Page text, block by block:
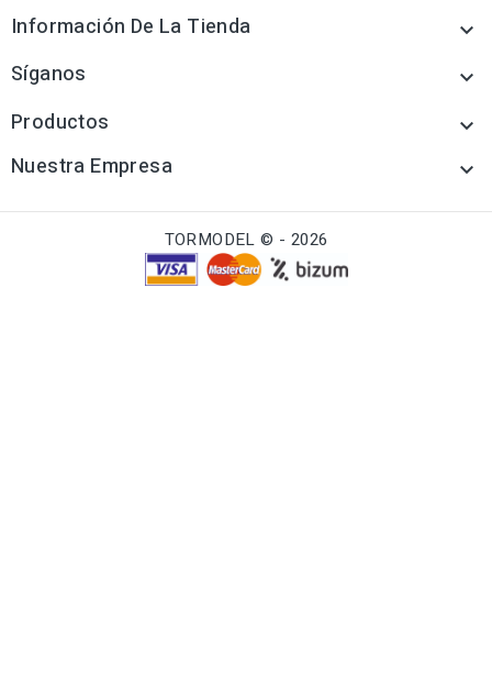
Información De La Tienda 
Síganos 
Productos 
Nuestra Empresa 
TORMODEL © - 2026